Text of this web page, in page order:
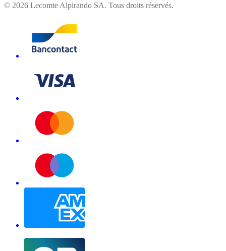
© 2026 Lecomte Alpirando SA. Tous droits réservés.